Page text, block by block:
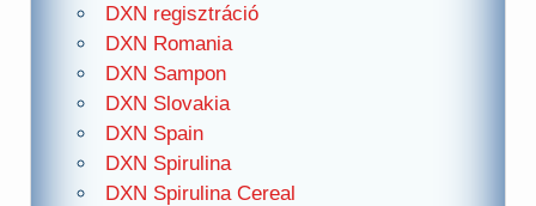
DXN regisztráció
DXN Romania
DXN Sampon
DXN Slovakia
DXN Spain
DXN Spirulina
DXN Spirulina Cereal